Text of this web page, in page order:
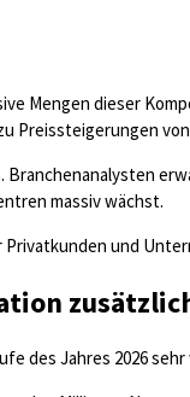
Mengen dieser
Preissteigerungen
massiv wächst.
Privatkunden und
des Jahres 2026